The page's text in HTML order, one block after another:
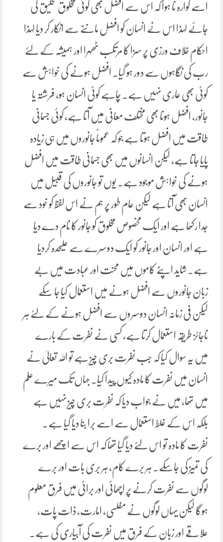
اسے گوارہ نا ہوا کہ اس سے افضل بھی کوئی مخلوق تخلیق کی
جائے لہذا اس نے انسان کو افضل ماننے سے انکار کر دیا لہذا
احکام خلاف ورزی پر سزا کا مرتکب ٹھہرا اور ہمیشہ کے لئے
رب کی نگاہوں سے دور ہو گیا۔ افضل ہونے کی خواہش سے
کوئی بھی عاری نہیں ہے۔ چاہے کوئی انسان ہو، فرشتہ یا
جانور، افضل ہونا بھی مختلف معانی میں آتا ہے، کوئی جسمانی
طاقت میں افضل ہوتا ہے جو کہ عموماً جانوروں میں ہی زیادہ
پایا جاتا ہے، لیکن انسانوں میں بھی جسمانی طاقت میں افضل
ہونے کی خواہش موجود ہے۔ یوں تو جانوروں کی قبیل میں
انسان بھی آتا ہے لیکن عام طور پر ہم نے اس لفظ کو خود سے
جدا رکھا ہے اور ایک مخصوص مخلوق کو جانور کا نام دے دیا
ہے اور انسان اور جانور کو ایک دوسرے سے علیحدہ کردیا
ہے۔ شاید اپنے کاموں میں محنت اور عبادت میں بے
زبان جانوروں سے افضل ہونے میں استعمال کیا جا سکے
لیکن فی زمانہ انسان دوسروں سے افضل ہونے کے لئے ہر
ناجائز طریقہ استعمال کرتا ہے، کسی نے نفرت کے بارے
میں یہ سوال کیا کہ جب نفرت بری چیز ہے تو اللہ تعالیٰ نے
انسان میں نفرت کا مادہ کیوں پیدا کیا۔ جہاں تک میرے علم
میں تھا، میں نے جواب دیا کہ نفرت بری چیز نہیں ہے
بلکہ اس کے غلط استعمال سے اسے برا بنا دیا گیا ہے۔
نفرت کا مادہ تو اس لئے دیا گیا تھا کہ اس سے اچھے اور برے
کی تمیز کی جاسکے۔ ہر برے کام، ہر بری بات اور برے
لوگوں سے نفرت کرنے پر اچھائی اور برائی میں فرق معلوم
ہوگا لیکن یہاں لوگوں نے مفلسی، امارت، ذات پات،
علاقے اور زبان کے فرق میں نفرت کی آبیاری کی ہے۔